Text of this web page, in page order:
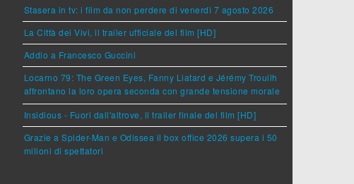
Stasera in tv: i film da non perdere di venerdì 7 agosto 2026
La Città dei Vivi, il trailer ufficiale del film [HD]
Addio a Francesco Guccini
Locarno 79: The Green Eyes, Fanny Liatard e Jérémy Trouilh
affrontano la loro opera seconda con grande tensione morale
Insidious - Fuori dall'altrove, il trailer finale del film [HD]
Grazie a Spider-Man e Odissea il box office 2026 supera i 50
milioni di spettatori